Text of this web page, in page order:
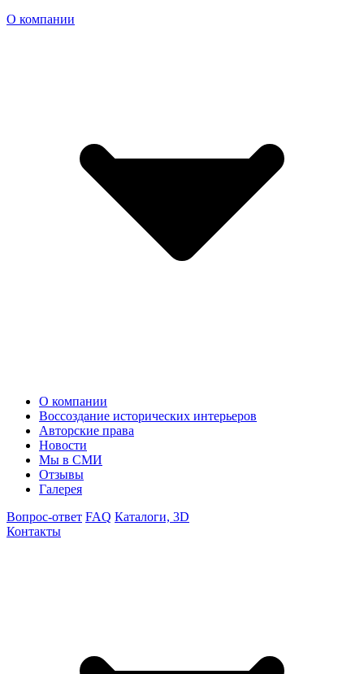
О компании
О компании
Воссоздание исторических интерьеров
Авторские права
Новости
Мы в СМИ
Отзывы
Галерея
Вопрос-ответ FAQ Каталоги, 3D
Контакты